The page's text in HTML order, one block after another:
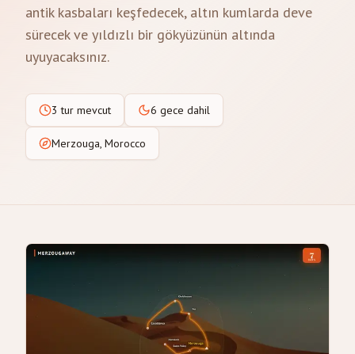
antik kasbaları keşfedecek, altın kumlarda deve
sürecek ve yıldızlı bir gökyüzünün altında
uyuyacaksınız.
3 tur mevcut 6 gece dahil
Merzouga, Morocco